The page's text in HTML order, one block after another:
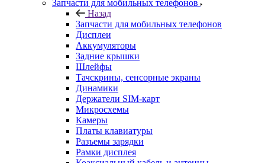
Запчасти для мобильных телефонов
Дисплеи
Аккумуляторы
Задние крышки
Шлейфы
Тачскрины, сенсорные экраны
Динамики
Держатели SIM-карт
Микросхемы
Камеры
Платы клавиатуры
Разъемы зарядки
Рамки дисплея
Коаксиальный кабель и антенны
Кнопки